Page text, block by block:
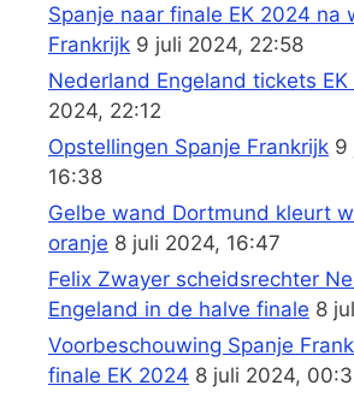
Spanje naar finale EK 2024 na
Frankrijk 9 juli 2024, 22:58
Nederland Engeland tickets
2024, 22:12
Opstellingen Spanje Frankrijk 9
16:38
Gelbe wand Dortmund kleurt
oranje 8 juli 2024, 16:47
Felix Zwayer scheidsrechter
Engeland in de halve finale 8
Voorbeschouwing Spanje
finale EK 2024 8 juli 2024,